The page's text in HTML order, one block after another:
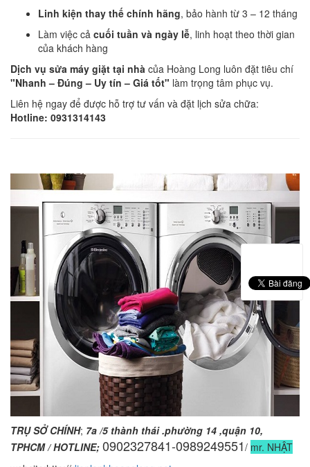
Linh kiện thay thế chính hãng, bảo hành từ 3 – 12 tháng
Làm việc cả cuối tuần và ngày lễ, linh hoạt theo thời gian
của khách hàng
Dịch vụ sửa máy giặt tại nhà của Hoàng Long luôn đặt tiêu chí
"Nhanh – Đúng – Uy tín – Giá tốt" làm trọng tâm phục vụ.
Liên hệ ngay để được hỗ trợ tư vấn và đặt lịch sửa chữa:
Hotline: 0931314143
TRỤ SỞ CHÍNH; 7a /5 thành thái .phường 14 ,quận 10,
TPHCM / HOTLINE; 0902327841-0989249551/ mr. NHẬT